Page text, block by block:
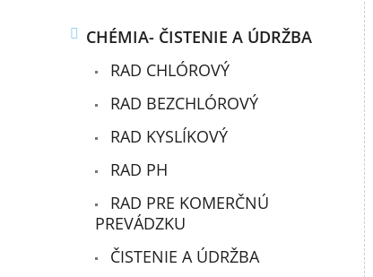
CHÉMIA- ČISTENIE A ÚDRŽBA
RAD CHLÓROVÝ
RAD BEZCHLÓROVÝ
RAD KYSLÍKOVÝ
RAD PH
RAD PRE KOMERČNÚ
PREVÁDZKU
ČISTENIE A ÚDRŽBA